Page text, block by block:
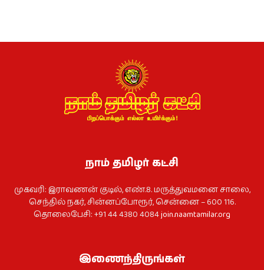
நாம் தமிழர் கட்சி
முகவரி: இராவணன் குடில், எண்.8. மருத்துவமனை சாலை,
செந்தில் நகர், சின்னப்போரூர், சென்னை – 600 116.
தொலைபேசி: +91 44 4380 4084join.naamtamilar.org
இணைந்திருங்கள்